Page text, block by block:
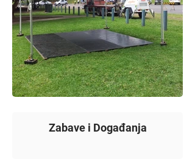
Zabave i Događanja